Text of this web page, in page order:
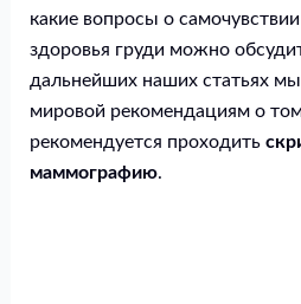
какие вопросы о
здоровья груди можно
дальнейших наших статьях
мировой рекомендациям о
рекомендуется проходить
маммографию.